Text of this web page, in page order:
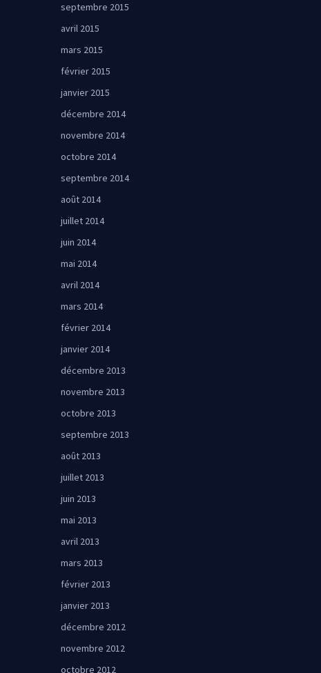
septembre 2015
avril 2015
mars 2015
février 2015
janvier 2015
décembre 2014
novembre 2014
octobre 2014
septembre 2014
août 2014
juillet 2014
juin 2014
mai 2014
avril 2014
mars 2014
février 2014
janvier 2014
décembre 2013
novembre 2013
octobre 2013
septembre 2013
août 2013
juillet 2013
juin 2013
mai 2013
avril 2013
mars 2013
février 2013
janvier 2013
décembre 2012
novembre 2012
octobre 2012